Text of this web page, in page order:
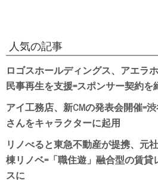
人気の記事
ロゴスホールディングス、アエラ
民事再生を支援=スポンサー契約を
アイ工務店、新CMの発表会開催=
さんをキャラクターに起用
リノべると東急不動産が提携、元
棟リノベ=「職住遊」融合型の賃貸
スに